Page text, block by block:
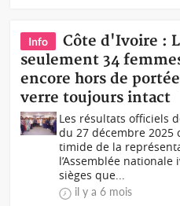
Info
Côte d'Ivoire :
seulement 34
encore hors de
verre toujours intact
Les résultats officiels
du 27 décembre 2025
timide de la
l’Assemblée
sièges que...
il y a 6 mois